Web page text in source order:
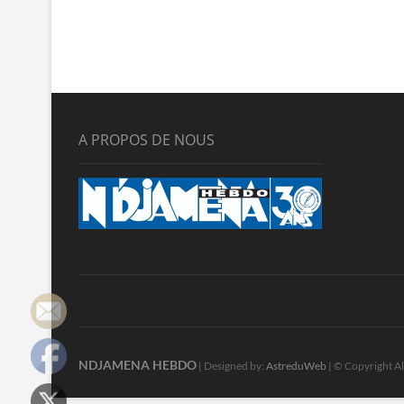
A PROPOS DE NOUS
NDJAMENA HEBDO | Designed by: AstreduWeb | © Copyright